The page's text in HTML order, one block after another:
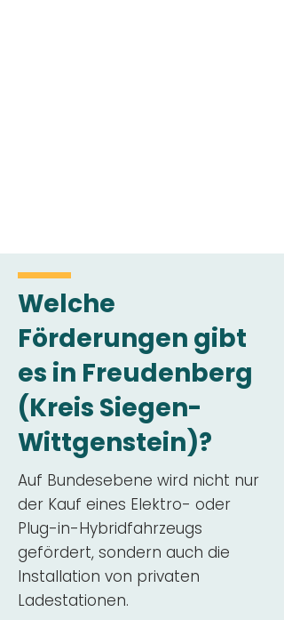
Welche
Förderungen gibt
es in Freudenberg
(Kreis Siegen-
Wittgenstein)?
Auf Bundesebene wird nicht nur
der Kauf eines Elektro- oder
Plug-in-Hybridfahrzeugs
gefördert, sondern auch die
Installation von privaten
Ladestationen.